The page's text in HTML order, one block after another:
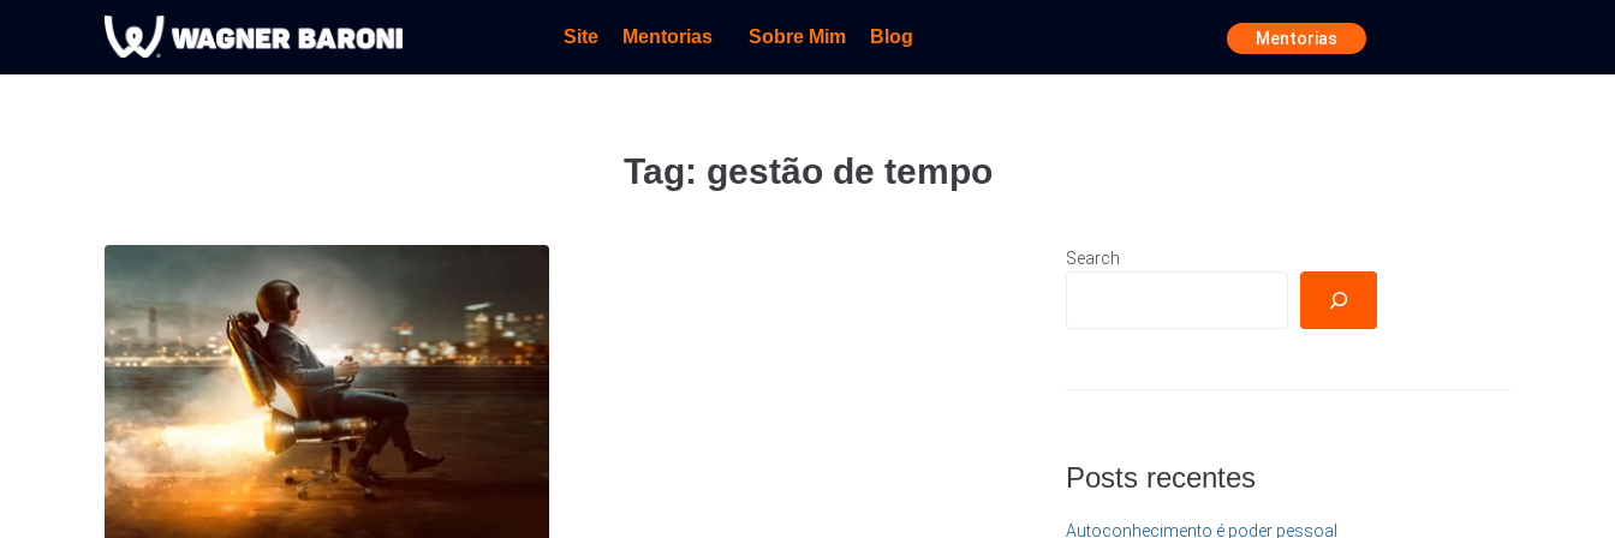
Site Mentorias Sobre Mim Blog Mentorias
Tag: gestão de tempo
Search
Posts recentes
Autoconhecimento é poder pessoal